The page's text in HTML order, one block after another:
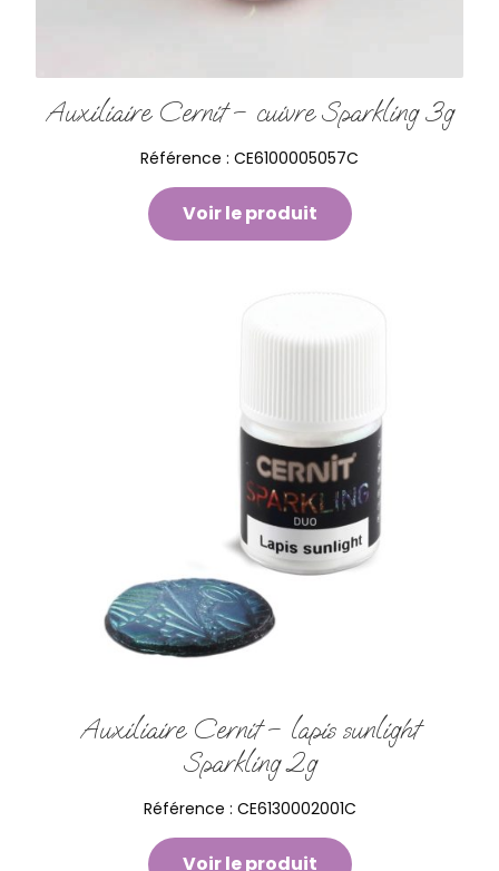
Auxiliaire Cernit – cuivre Sparkling 3g
Référence : CE6100005057C
Voir le produit
Auxiliaire Cernit – lapis sunlight
Sparkling 2g
Référence : CE6130002001C
Voir le produit